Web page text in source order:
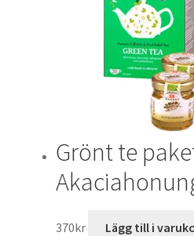
Grönt te
370kr Lägg till i